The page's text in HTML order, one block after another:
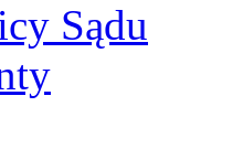
Sądu